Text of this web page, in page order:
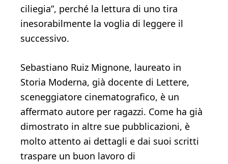
ciliegia”, perché la lettura di uno tira
inesorabilmente la voglia di leggere il
successivo.
Sebastiano Ruiz Mignone, laureato in
Storia Moderna, già docente di Lettere,
sceneggiatore cinematografico, è un
affermato autore per ragazzi. Come ha già
dimostrato in altre sue pubblicazioni, è
molto attento ai dettagli e dai suoi scritti
traspare un buon lavoro di